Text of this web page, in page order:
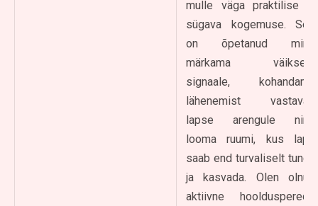
mulle väga praktilise ja
sügava kogemuse. See
on õpetanud mind
märkama väikseid
signaale, kohandama
lähenemist vastavalt
lapse arengule ning
looma ruumi, kus laps
saab end turvaliselt tunda
ja kasvada. Olen olnud
aktiivne hooldusperede